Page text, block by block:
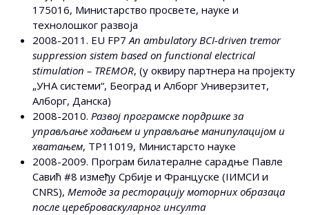
175016, Министарство просвете, науке и
технолошког развоја
2008-2011. EU FP7An ambulatory BCI-driven tremor
suppression sistem based on functional electrical
stimulation – TREMOR, (у оквиру партнера на пројекту
„УНА системи“, Београд и Алборг Универзитет,
Алборг, Данска)
2008-2010. Развој програмске пордршке за
управљање ходањем и управљање манипулацијом и
хватањем, ТР11019, Министарсто науке
2008-2009. Програм билатералне сарадње Павле
Савић #8 између Србије и Француске (IИМСИ и
CNRS), Методе за ресторацију моторних образаца
после цереброваскуларног инсулта